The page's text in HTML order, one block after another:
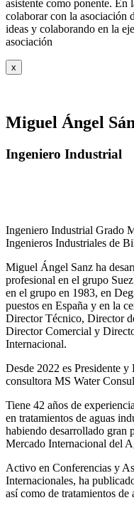
asistente como ponente. En
colaborar con la asociación
ideas y colaborando en la
asociación
x
Miguel Ángel
Ingeniero Industrial
Ingeniero Industrial Grado
Ingenieros Industriales de
Miguel Ángel Sanz ha
profesional en el grupo
en el grupo en 1983, en
puestos en España y en la
Director Técnico, Director
Director Comercial y
Internacional.
Desde 2022 es Presidente y
consultora MS Water
Tiene 42 años de
en tratamientos de aguas
habiendo desarrollado gran
Mercado Internacional del
Activo en Conferencias y
Internacionales, ha
así como de tratamientos de